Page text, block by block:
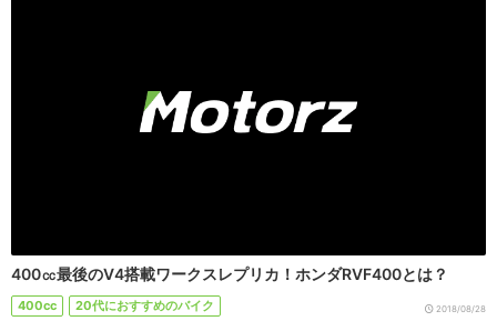
400㏄最後のV4搭載ワークスレプリカ！ホンダRVF400とは？
400cc 20代におすすめのバイク 2018/08/28